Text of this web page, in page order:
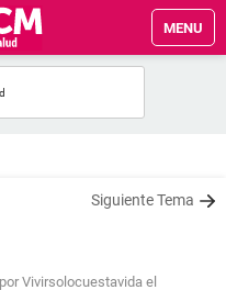
MENU
Siguiente Tema
Vivirsolocuestavida el